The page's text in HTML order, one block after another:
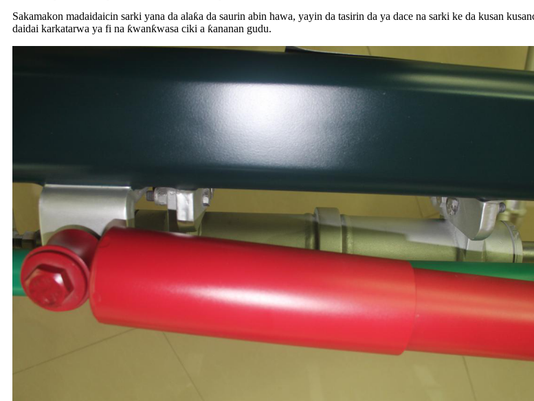
Sakamakon madaidaicin sarki yana da alaƙa da saurin abin hawa, yayin da tasirin da ya dace na sarki ke da kusan
daidai karkatarwa ya fi na ƙwanƙwasa ciki a ƙananan gudu.